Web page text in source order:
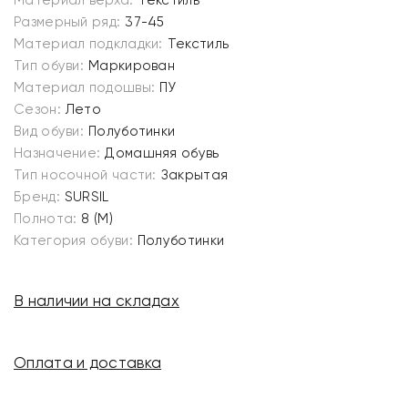
Размерный ряд: 37-45
Материал подкладки: Текстиль
Тип обуви: Маркирован
Материал подошвы: ПУ
Сезон: Лето
Вид обуви: Полуботинки
Назначение: Домашняя обувь
Тип носочной части: Закрытая
Бренд: SURSIL
Полнота: 8 (M)
Категория обуви: Полуботинки
В наличии на складах
Оплата и доставка